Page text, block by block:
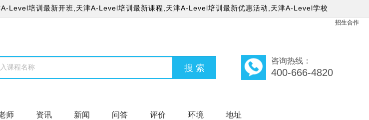
Level培训最新开班,天津A-Level培训最新课程,天津A-Level培训最新优惠活动,天津A-Level学校
招生合作
咨询热线：
400-666-4820
师 资讯 新闻 问答 评价 环境 地址